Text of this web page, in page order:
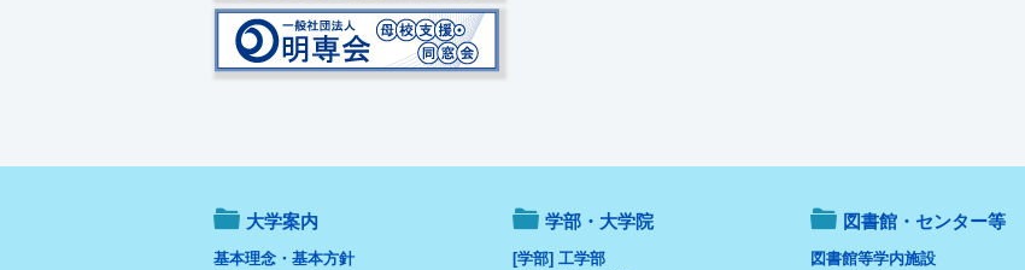
大学案内
基本理念・基本方針
学部・大学院
[学部] 工学部
図書館・センター等
図書館等学内施設